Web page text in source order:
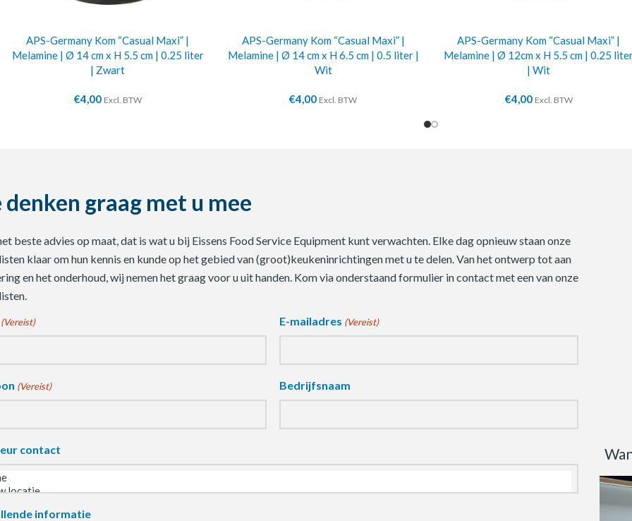
APS-Germany Kom “Casual Maxi” |
Melamine | Ø 14 cm x H 5.5 cm | 0.25 liter
| Zwart
€4,00 Excl. BTW
APS-Germany Kom “Casual Maxi” |
Melamine | Ø 14 cm x H 6.5 cm | 0.5 liter |
Wit
€4,00 Excl. BTW
APS-Germany Kom “Casual Maxi” |
Melamine | Ø 12cm x H 5.5 cm | 0.25
| Wit
€4,00 Excl. BTW
denken graag met u mee
beste advies op maat, dat is wat u bij Eissens Food Service Equipment kunt verwachten. Elke dag opnieuw staan onze
klaar om hun kennis en kunde op het gebied van (groot)keukeninrichtingen met u te delen. Van het ontwerp tot aan
en het onderhoud, wij nemen het graag voor u uit handen. Kom via onderstaand formulier in contact met een van onze
(Vereist) E-mailadres (Vereist)
(Vereist) Bedrijfsnaam
contact
informatie